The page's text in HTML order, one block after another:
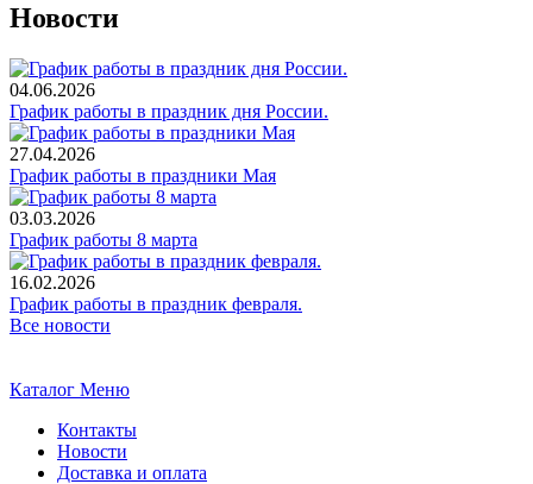
Новости
04.06.2026
График работы в праздник дня России.
27.04.2026
График работы в праздники Мая
03.03.2026
График работы 8 марта
16.02.2026
График работы в праздник февраля.
Все новости
Каталог Меню
Контакты
Новости
Доставка и оплата